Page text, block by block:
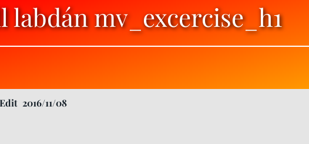
labdán mv_excercise_h1
2016/11/08